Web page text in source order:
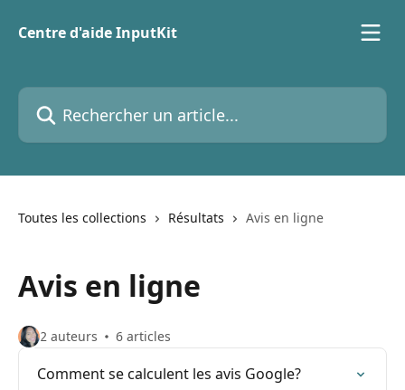
Centre d'aide InputKit
Rechercher un article...
Toutes les collections Résultats Avis en ligne
Avis en ligne
2 auteurs 6 articles
Comment se calculent les avis Google?